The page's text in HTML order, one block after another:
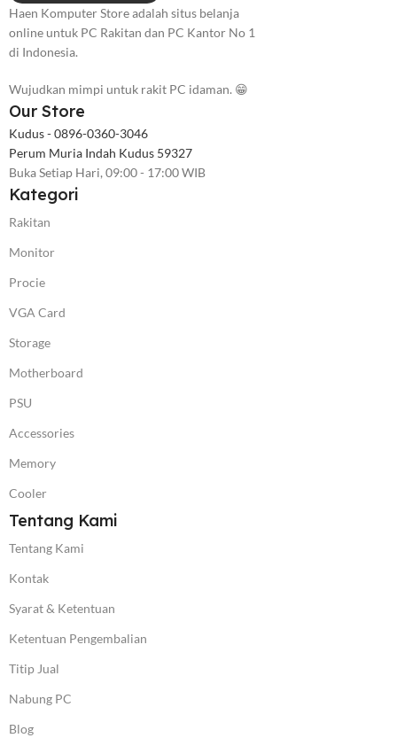
Haen Komputer Store adalah situs belanja
online untuk PC Rakitan dan PC Kantor No 1
di Indonesia.
Wujudkan mimpi untuk rakit PC idaman. 😁
Our Store
Kudus - 0896-0360-3046
Perum Muria Indah Kudus 59327
Buka Setiap Hari, 09:00 - 17:00 WIB
Kategori
Rakitan
Monitor
Procie
VGA Card
Storage
Motherboard
PSU
Accessories
Memory
Cooler
Tentang Kami
Tentang Kami
Kontak
Syarat & Ketentuan
Ketentuan Pengembalian
Titip Jual
Nabung PC
Blog